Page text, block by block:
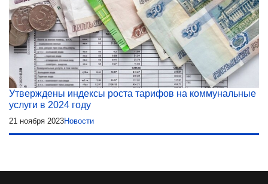
Утверждены индексы роста тарифов на коммунальные
услуги в 2024 году
21 ноября 2023Новости